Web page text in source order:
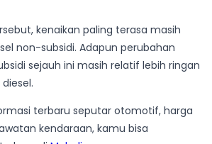
kenaikan paling terasa masih
non-subsidi. Adapun perubahan
sejauh ini masih relatif lebih ringan
terbaru seputar otomotif, harga
kendaraan, kamu bisa